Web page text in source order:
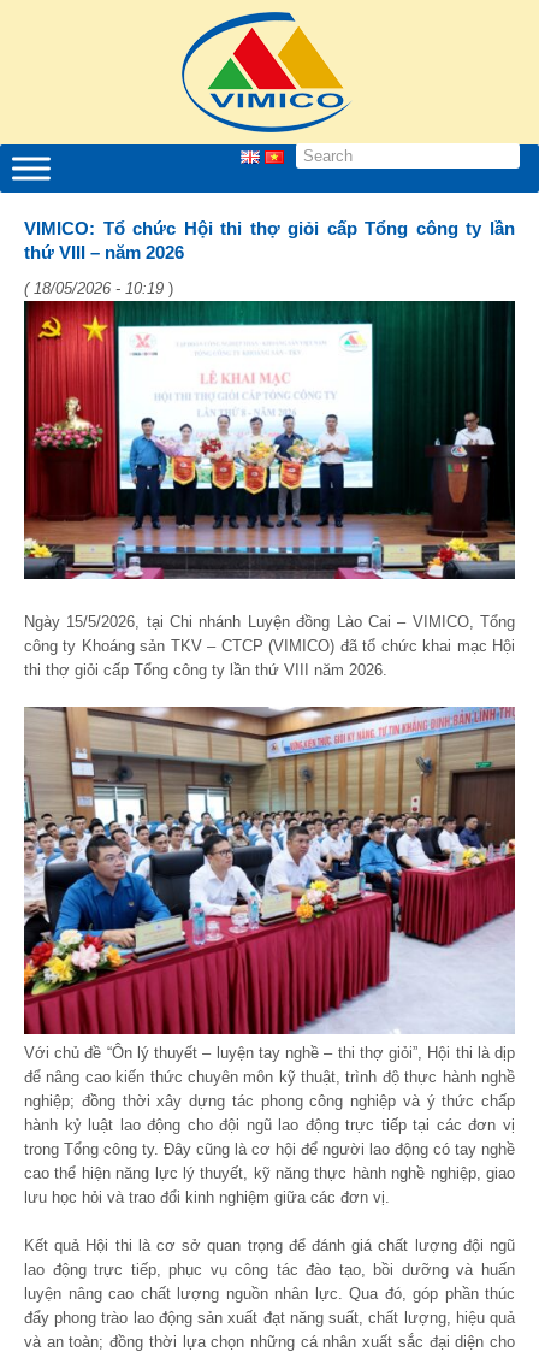
VIMICO: Tổ chức Hội thi thợ giỏi cấp Tổng công ty lần
thứ VIII – năm 2026
( 18/05/2026 - 10:19 )
Ngày 15/5/2026, tại Chi nhánh Luyện đồng Lào Cai – VIMICO, Tổng
công ty Khoáng sản TKV – CTCP (VIMICO) đã tổ chức khai mạc Hội
thi thợ giỏi cấp Tổng công ty lần thứ VIII năm 2026.
Với chủ đề “Ôn lý thuyết – luyện tay nghề – thi thợ giỏi”, Hội thi là dịp
để nâng cao kiến thức chuyên môn kỹ thuật, trình độ thực hành nghề
nghiệp; đồng thời xây dựng tác phong công nghiệp và ý thức chấp
hành kỷ luật lao động cho đội ngũ lao động trực tiếp tại các đơn vị
trong Tổng công ty. Đây cũng là cơ hội để người lao động có tay nghề
cao thể hiện năng lực lý thuyết, kỹ năng thực hành nghề nghiệp, giao
lưu học hỏi và trao đổi kinh nghiệm giữa các đơn vị.
Kết quả Hội thi là cơ sở quan trọng để đánh giá chất lượng đội ngũ
lao động trực tiếp, phục vụ công tác đào tạo, bồi dưỡng và huấn
luyện nâng cao chất lượng nguồn nhân lực. Qua đó, góp phần thúc
đẩy phong trào lao động sản xuất đạt năng suất, chất lượng, hiệu quả
và an toàn; đồng thời lựa chọn những cá nhân xuất sắc đại diện cho